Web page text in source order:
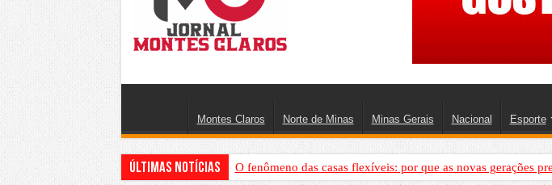
Montes Claros Norte de Minas Minas Gerais Nacional Esporte
Últimas Notícias O fenômeno das casas flexíveis: por que as novas gerações